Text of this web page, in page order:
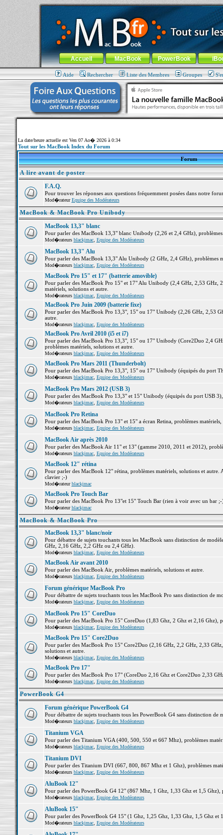
MacBook-fr.com : 100% Apple... 100% nomade !
Aller au contenu-Aller au menu général-Aller au menu de
Menu général
Accueil MacBook PowerBook
Aide Rechercher Liste des Membres Groupes
La date/heure actuelle est Ven 07 Ao� 2026 à 0:34
Tout sur les MacBook Index du Forum
Forum
A lire avant de poster
F.A.Q.
Pour trouver les réponses aux questions fréquemment posées dans notre
Mod�rateurEquipe des Modérateurs
MacBook & MacBook Pro Unibody
MacBook 13,3" blanc
Pour parler des MacBook 13,3" blanc Unibody (2,26 et 2,4 GHz),
Mod�rateurs blackjmac, Equipe des Modérateurs
MacBook 13,3" Alu
Pour parler des MacBook 13,3" Alu Unibody (2 GHz, 2,4 GHz), problèmes
Mod�rateurs blackjmac, Equipe des Modérateurs
MacBook Pro 15" et 17" (batterie amovible)
Pour parler des MacBook Pro 15" et 17" Alu Unibody (2,4 GHz, 2,53 GHz,
matériels, solutions et autre.
Mod�rateurs blackjmac, Equipe des Modérateurs
MacBook Pro Juin 2009 (batterie fixe)
Pour parler des MacBook Pro 13,3", 15" ou 17" Unibody (2,26 GHz, 2,53
autre.
Mod�rateurs blackjmac, Equipe des Modérateurs
MacBook Pro Avril 2010 (i5 et i7)
Pour parler des MacBook Pro 13,3", 15" ou 17" Unibody (Core2Duo 2,4
problèmes matériels, solutions et autre.
Mod�rateurs blackjmac, Equipe des Modérateurs
MacBook Pro Mars 2011 (Thunderbolt)
Pour parler des MacBook Pro 13,3", 15" ou 17" Unibody (équipés du port
Mod�rateurs blackjmac, Equipe des Modérateurs
MacBook Pro Mars 2012 (USB 3)
Pour parler des MacBook Pro 13,3" et 15" Unibody (équipés du port USB
Mod�rateurs blackjmac, Equipe des Modérateurs
MacBook Pro Retina
Pour parler des MacBook Pro 13" et 15" a écran Retina, problèmes matériels,
Mod�rateurs blackjmac, Equipe des Modérateurs
MacBook Air après 2010
Pour parler des MacBook Air 11" et 13" (gamme 2010, 2011 et 2012),
Mod�rateurs blackjmac, Equipe des Modérateurs
MacBook 12" rétina
Pour parler des MacBook 12" rétina, problèmes matériels, solutions et
clavier ;-)
Mod�rateurblackjmac
MacBook Pro Touch Bar
Pour parler des MacBook Pro 13"et 15" Touch Bar (rien à voir avec un bar
Mod�rateurblackjmac
MacBook & MacBook Pro
MacBook 13,3" blanc/noir
Pour débattre de sujets touchants tous les MacBook sans distinction de
GHz, 2,16 GHz, 2,2 GHz ou 2,4 GHz).
Mod�rateurs blackjmac, Equipe des Modérateurs
MacBook Air avant 2010
Pour parler des MacBook Air, problèmes matériels, solutions et autre.
Mod�rateurs blackjmac, Equipe des Modérateurs
Forum générique MacBook Pro
Pour débattre de sujets touchants tous les MacBook Pro sans distinction de
Mod�rateurs blackjmac, Equipe des Modérateurs
MacBook Pro 15" CoreDuo
Pour parler des MacBook Pro 15" CoreDuo (1,83 Ghz, 2 Ghz et 2,16 Ghz),
Mod�rateurs blackjmac, Equipe des Modérateurs
MacBook Pro 15" Core2Duo
Pour parler des MacBook Pro 15" Core2Duo (2,16 GHz, 2,2 GHz, 2,33
solutions et autre.
Mod�rateurs blackjmac, Equipe des Modérateurs
MacBook Pro 17"
Pour parler des MacBook Pro 17" (CoreDuo 2,16 Ghz et Core2Duo 2,33
Mod�rateurs blackjmac, Equipe des Modérateurs
PowerBook G4
Forum générique PowerBook G4
Pour débattre de sujets touchants tous les PowerBook G4 sans distinction de
Mod�rateurs blackjmac, Equipe des Modérateurs
Titanium VGA
Pour parler des Titanium VGA (400, 500, 550 et 667 Mhz), problèmes
Mod�rateurs blackjmac, Equipe des Modérateurs
Titanium DVI
Pour parler des Titanium DVI (667, 800, 867 Mhz et 1 Ghz), problèmes
Mod�rateurs blackjmac, Equipe des Modérateurs
AluBook 12"
Pour parler des PowerBook G4 12" (867 Mhz, 1 Ghz, 1,33 Ghz et 1,5 Ghz),
Mod�rateurs blackjmac, Equipe des Modérateurs
AluBook 15"
Pour parler des PowerBook G4 15" (1 Ghz, 1,25 Ghz, 1,33 Ghz, 1,5 Ghz et
Mod�rateurs blackjmac, Equipe des Modérateurs